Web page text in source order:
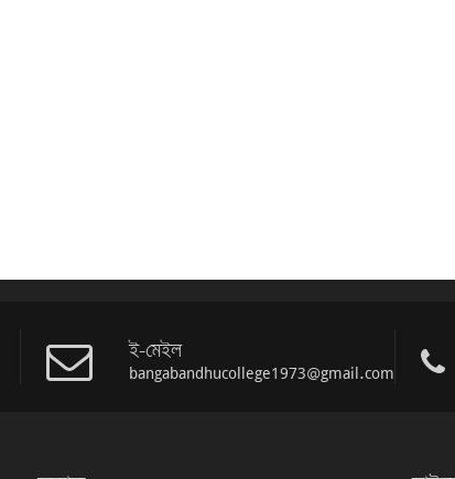
ই-মেইল
bangabandhucollege1973@gmail.com